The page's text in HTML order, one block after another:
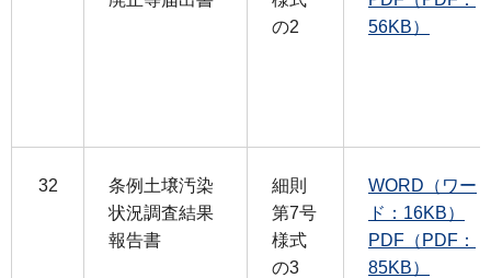
の2
56KB）
32
条例土壌汚染
状況調査結果
報告書
細則
第7号
様式
の3
WORD（ワー
ド：16KB）
PDF（PDF：
85KB）